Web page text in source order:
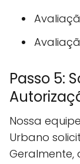
Passo 5:
Nossa
Urbano
Geralmente,